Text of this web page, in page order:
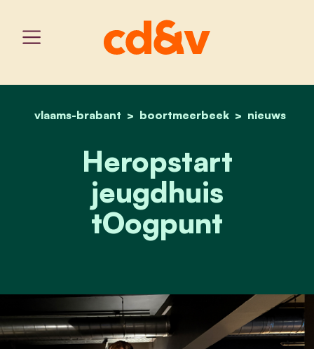
home
vlaams-brabant boortmeerbeek nieuws
heropstart jeugdhuis
Heropstart
jeugdhuis
tOogpunt